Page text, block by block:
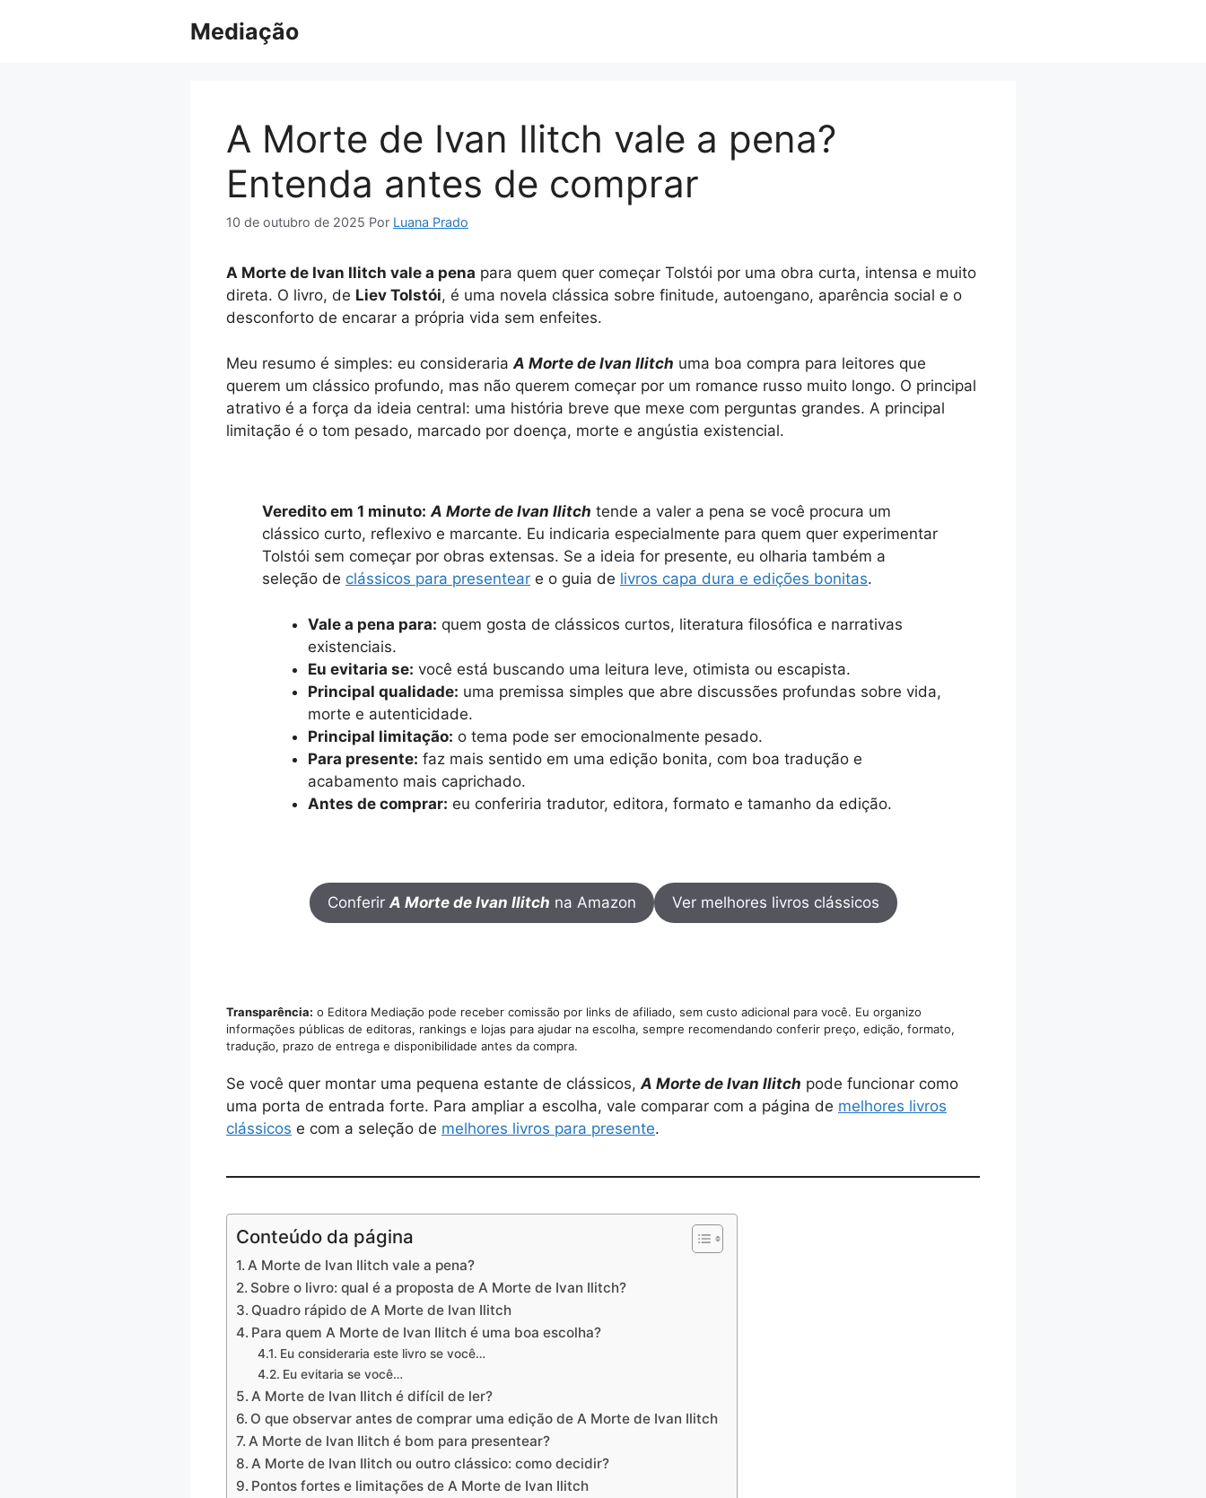
Mediação
A Morte de Ivan Ilitch vale a pena?
Entenda antes de comprar
10 de outubro de 2025 Por Luana Prado
A Morte de Ivan Ilitch vale a pena para quem quer começar Tolstói por uma obra curta, intensa e muito
direta. O livro, de Liev Tolstói, é uma novela clássica sobre finitude, autoengano, aparência social e o
desconforto de encarar a própria vida sem enfeites.
Meu resumo é simples: eu consideraria A Morte de Ivan Ilitch uma boa compra para leitores que
querem um clássico profundo, mas não querem começar por um romance russo muito longo. O principal
atrativo é a força da ideia central: uma história breve que mexe com perguntas grandes. A principal
limitação é o tom pesado, marcado por doença, morte e angústia existencial.
Veredito em 1 minuto: A Morte de Ivan Ilitch tende a valer a pena se você procura um
clássico curto, reflexivo e marcante. Eu indicaria especialmente para quem quer experimentar
Tolstói sem começar por obras extensas. Se a ideia for presente, eu olharia também a
seleção de clássicos para presentear e o guia de livros capa dura e edições bonitas.
Vale a pena para: quem gosta de clássicos curtos, literatura filosófica e narrativas
existenciais.
Eu evitaria se: você está buscando uma leitura leve, otimista ou escapista.
Principal qualidade: uma premissa simples que abre discussões profundas sobre vida,
morte e autenticidade.
Principal limitação: o tema pode ser emocionalmente pesado.
Para presente: faz mais sentido em uma edição bonita, com boa tradução e
acabamento mais caprichado.
Antes de comprar: eu conferiria tradutor, editora, formato e tamanho da edição.
Conferir A Morte de Ivan Ilitch na Amazon Ver melhores livros clássicos
Transparência: o Editora Mediação pode receber comissão por links de afiliado, sem custo adicional para você. Eu organizo
informações públicas de editoras, rankings e lojas para ajudar na escolha, sempre recomendando conferir preço, edição, formato,
tradução, prazo de entrega e disponibilidade antes da compra.
Se você quer montar uma pequena estante de clássicos, A Morte de Ivan Ilitch pode funcionar como
uma porta de entrada forte. Para ampliar a escolha, vale comparar com a página de melhores livros
clássicos e com a seleção de melhores livros para presente.
Conteúdo da página
A Morte de Ivan Ilitch vale a pena?
Sobre o livro: qual é a proposta de A Morte de Ivan Ilitch?
Quadro rápido de A Morte de Ivan Ilitch
Para quem A Morte de Ivan Ilitch é uma boa escolha?
Eu consideraria este livro se você…
Eu evitaria se você…
A Morte de Ivan Ilitch é difícil de ler?
O que observar antes de comprar uma edição de A Morte de Ivan Ilitch
A Morte de Ivan Ilitch é bom para presentear?
A Morte de Ivan Ilitch ou outro clássico: como decidir?
Pontos fortes e limitações de A Morte de Ivan Ilitch